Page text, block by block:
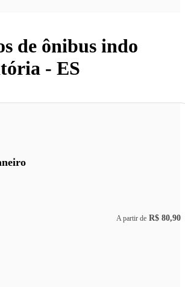
de ônibus indo
- ES
A partir de R$ 80,90